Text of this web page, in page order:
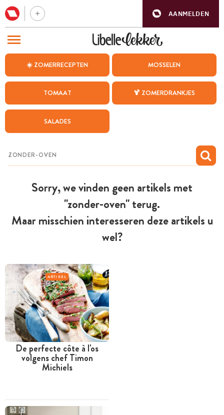
AANMELDEN
☀️ ZOMERRECEPTEN MOSSELEN
TOMAAT 🍹 ZOMERDRANKJES
SALADES
Sorry, we vinden geen artikels met
"zonder-oven" terug.
Maar misschien interesseren deze artikels u
wel?
ARTIKEL
De perfecte côte à l'os
volgens chef Timon
Michiels
BEZOEK ONZE ANDERE WEBSITES
WEEKMENU
CHAT MET MAIA
MIJN BEWAARDE RECEPTEN